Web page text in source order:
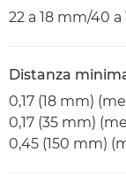
22 a 18 mm/40 a
Distanza
0,17 (18 mm)
0,17 (35 mm)
0,45 (150 mm)